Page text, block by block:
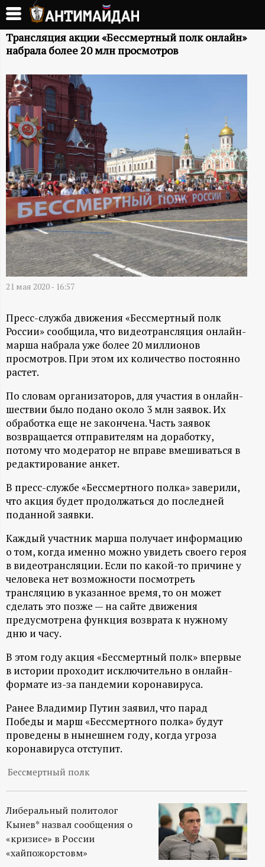
Перейти
основному
содержанию
А
Т
И
М
А
Й
Д
А
Н
-
и
н
ф
о
р
м
а
ц
и
о
н
н
ы
й
п
о
р
т
а
Трансляция акции «Бессмертный полк онлайн»
набрала более 20 млн просмотров
21 мая 2020 - 16:57
Пресс-служба движения «Бессмертный полк
России» сообщила, что видеотрансляция онлайн-
марша набрала уже более 20 миллионов
просмотров. При этом их количество постоянно
растет.
По словам организаторов, для участия в онлайн-
шествии было подано около 3 млн заявок. Их
обработка еще не закончена. Часть заявок
возвращается отправителям на доработку,
потому что модератор не вправе вмешиваться в
редактирование анкет.
В пресс-службе «Бессмертного полка» заверили,
что акция будет продолжаться до последней
поданной заявки.
Каждый участник марша получает информацию
о том, когда именно можно увидеть своего героя
в видеотрансляции. Если по какой-то причине у
человека нет возможности посмотреть
трансляцию в указанное время, то он может
сделать это позже — на сайте движения
предусмотрена функция возврата к нужному
дню и часу.
В этом году акция «Бессмертный полк» впервые
в истории проходит исключительно в онлайн-
формате из-за пандемии коронавируса.
Ранее Владимир Путин заявил, что парад
Победы и марш «Бессмертного полка» будут
проведены в нынешнем году, когда угроза
коронавируса отступит.
Бессмертный полк
Либеральный политолог
Кынев* назвал сообщения о
«кризисе» в России
«хайпожорстовм»